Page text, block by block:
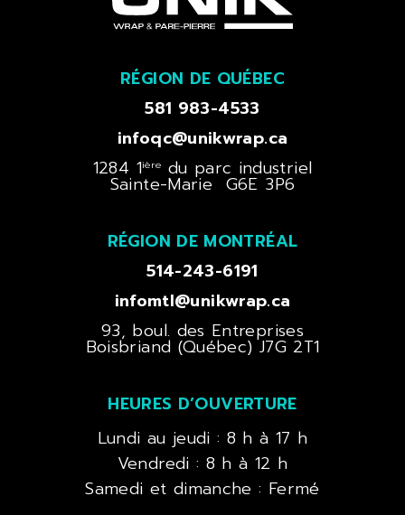
RÉGION DE QUÉBEC
581 983-4533
infoqc@unikwrap.ca
1284 1ière du parc industriel
Sainte-Marie G6E 3P6
RÉGION DE MONTRÉAL
514-243-6191
infomtl@unikwrap.ca
93, boul. des Entreprises
Boisbriand (Québec) J7G 2T1
HEURES D’OUVERTURE
Lundi au jeudi : 8 h à 17 h
Vendredi : 8 h à 12 h
Samedi et dimanche : Fermé